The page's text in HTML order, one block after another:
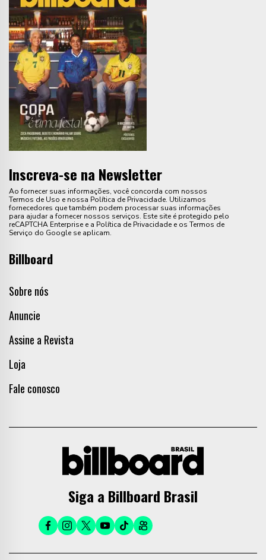
Inscreva-se na Newsletter
Ao fornecer suas informações, você concorda com nossos
Termos de Uso e nossa Política de Privacidade. Utilizamos
fornecedores que também podem processar suas informações
para ajudar a fornecer nossos serviços. Este site é protegido pelo
reCAPTCHA Enterprise e a Política de Privacidade e os Termos de
Serviço do Google se aplicam.
Billboard
Sobre nós
Anuncie
Assine a Revista
Loja
Fale conosco
Siga a Billboard Brasil